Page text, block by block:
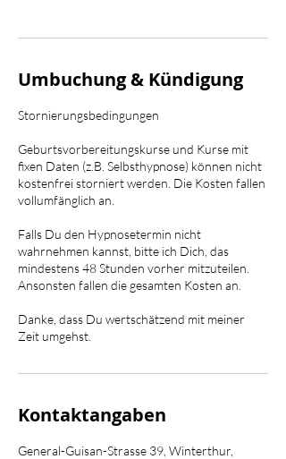
Umbuchung & Kündigung
Stornierungsbedingungen
Geburtsvorbereitungskurse und Kurse mit
fixen Daten (z.B. Selbsthypnose) können nicht
kostenfrei storniert werden. Die Kosten fallen
vollumfänglich an.
Falls Du den Hypnosetermin nicht
wahrnehmen kannst, bitte ich Dich, das
mindestens 48 Stunden vorher mitzuteilen.
Ansonsten fallen die gesamten Kosten an.
Danke, dass Du wertschätzend mit meiner
Kontaktangaben
General-Guisan-Strasse 39, Winterthur,